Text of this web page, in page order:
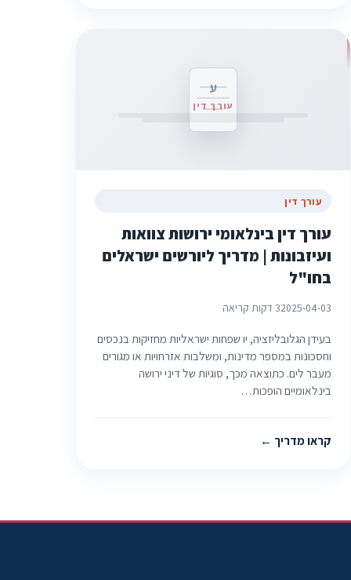
ע
עורך דין
עורך דין
עורך דין בינלאומי ירושות צוואות
ועיזבונות | מדריך ליורשים ישראלים
בחו"ל
2025-04-033 דקות קריאה
בעידן הגלובליזציה, יו שפחות ישראליות מחזיקות בנכסים
וחסכונות במספר מדינות, ומשלבות אזרחויות או מגורים
מעבר לים. כתוצאה מכך, סוגיות של דיני ירושה
בינלאומיים הופכות…
קראו מדריך